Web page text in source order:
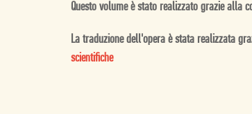
Questo volume è stato realizzato grazie alla
La traduzione dell'opera è stata realizzata
scientifiche